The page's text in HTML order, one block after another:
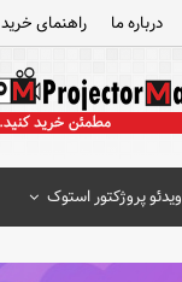
درباره ما راهنمای خرید
ویدئو پروژکتور استوک